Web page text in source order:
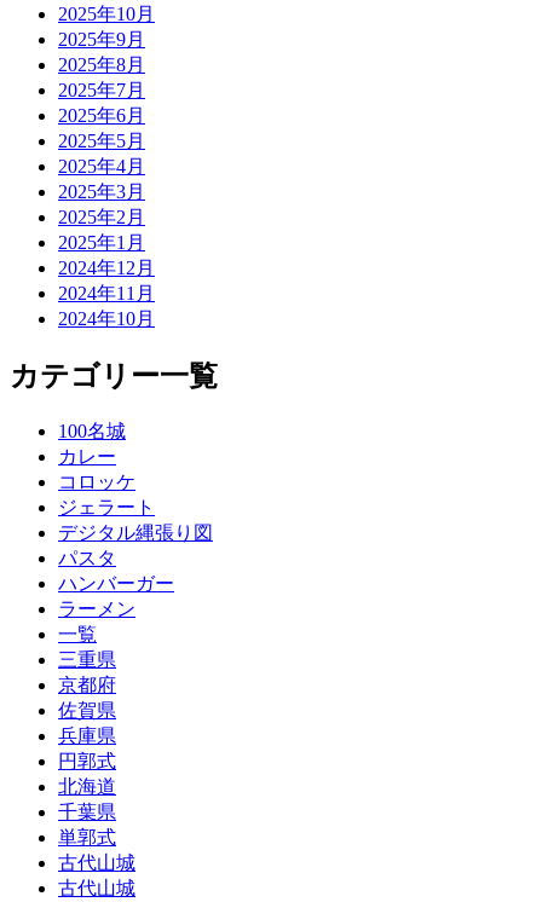
2025年10月
2025年9月
2025年8月
2025年7月
2025年6月
2025年5月
2025年4月
2025年3月
2025年2月
2025年1月
2024年12月
2024年11月
2024年10月
カテゴリー一覧
100名城
カレー
コロッケ
ジェラート
デジタル縄張り図
パスタ
ハンバーガー
ラーメン
一覧
三重県
京都府
佐賀県
兵庫県
円郭式
北海道
千葉県
単郭式
古代山城
古代山城